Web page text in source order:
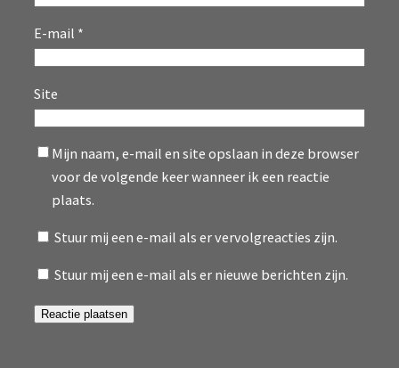
E-mail *
Site
Mijn naam, e-mail en site opslaan in deze browser
voor de volgende keer wanneer ik een reactie
plaats.
Stuur mij een e-mail als er vervolgreacties zijn.
Stuur mij een e-mail als er nieuwe berichten zijn.